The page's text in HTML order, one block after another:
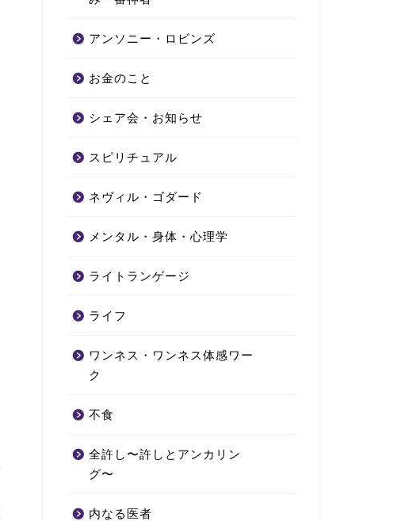
アンソニー・ロビンズ
お金のこと
シェア会・お知らせ
スピリチュアル
ネヴィル・ゴダード
メンタル・身体・心理学
ライトランゲージ
ライフ
ワンネス・ワンネス体感ワー
ク
不食
全許し〜許しとアンカリン
グ〜
内なる医者